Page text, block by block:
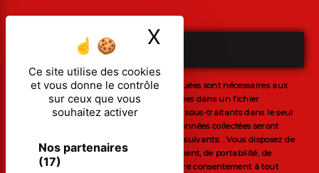
Ce site utilise des cookies
et vous donne le contrôle
sur ceux que vous
souhaitez activer
Nos partenaires
(17)
X Masquer le
** Les données personnelles communiquées sont nécessaires aux
fins de vous contacter et sont enregistrées dans un fichier
informatisé. Elles sont destinées à et ses sous-traitants dans le seul
but de répondre à votre message. Les données collectées seront
communiquées aux seuls destinataires suivants: . Vous disposez de
droits d’accès, de rectification, d’effacement, de portabilité, de
limitation, d’opposition, de retrait de votre consentement à tout